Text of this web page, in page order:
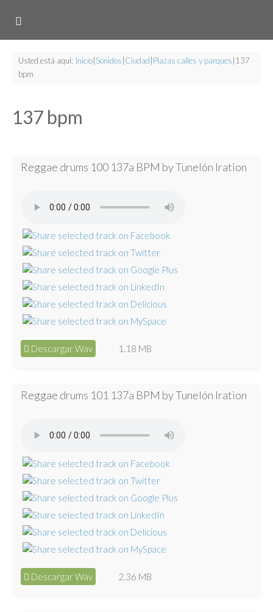
Usted está aquí: Inicio Sonidos Ciudad Plazas calles y parques 137
bpm
137 bpm
Reggae drums 100 137a BPM by Tunelón Iration
Descargar Wav 1.18 MB
Reggae drums 101 137a BPM by Tunelón Iration
Descargar Wav 2.36 MB